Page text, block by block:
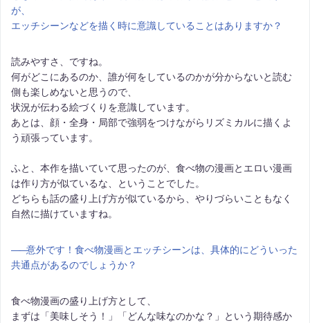
が、
エッチシーンなどを描く時に意識していることはありますか？
読みやすさ、ですね。
何がどこにあるのか、誰が何をしているのかが分からないと読む
側も楽しめないと思うので、
状況が伝わる絵づくりを意識しています。
あとは、顔・全身・局部で強弱をつけながらリズミカルに描くよ
う頑張っています。
ふと、本作を描いていて思ったのが、食べ物の漫画とエロい漫画
は作り方が似ているな、ということでした。
どちらも話の盛り上げ方が似ているから、やりづらいこともなく
自然に描けていますね。
――意外です！食べ物漫画とエッチシーンは、具体的にどういった
共通点があるのでしょうか？
食べ物漫画の盛り上げ方として、
まずは「美味しそう！」「どんな味なのかな？」という期待感か